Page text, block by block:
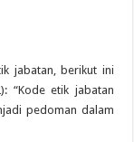
jabatan, berikut ini
“Kode etik jabatan
pedoman dalam